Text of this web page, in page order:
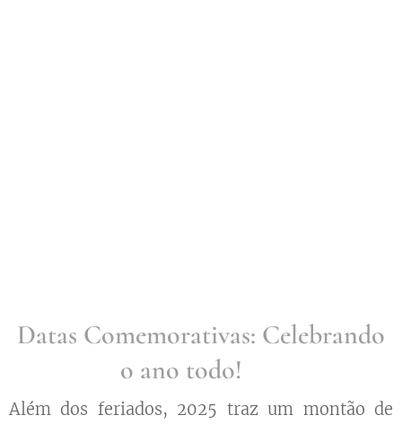
Datas Comemorativas: Celebrando
o ano todo! 🎈
Além dos feriados, 2025 traz um montão de